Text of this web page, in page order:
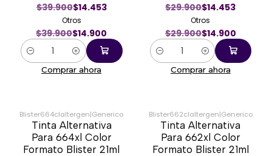
$39.900$14.453
Otros
$39.900$14.900
Cantidad
Comprar ahora
$29.900$14.453
Otros
$29.900$14.900
Cantidad
Comprar ahora
-50%
Blister664claltergen|Generico
Tinta Alternativa
Para 664xl Color
Formato Blister 21ml
-47%
Blister662claltergen|Generico
Tinta Alternativa
Para 662xl Color
Formato Blister 21ml